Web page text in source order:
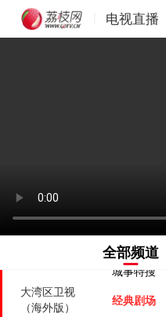
电视直播
全部频道
广东卫视
广东体育
大湾区卫视
（海外版）
湾区文化坊
我爱返寻
笑口组
城事特搜
经典剧场